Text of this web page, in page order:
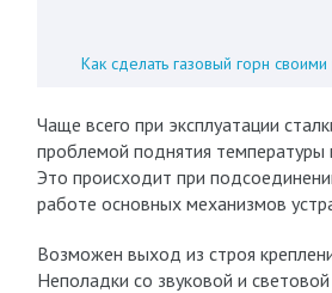
Как сделать газовый горн
Чаще всего при эксплуатации
проблемой поднятия температуры
Это происходит при
работе основных механизмов
Возможен выход из строя
Неполадки со звуковой и световой